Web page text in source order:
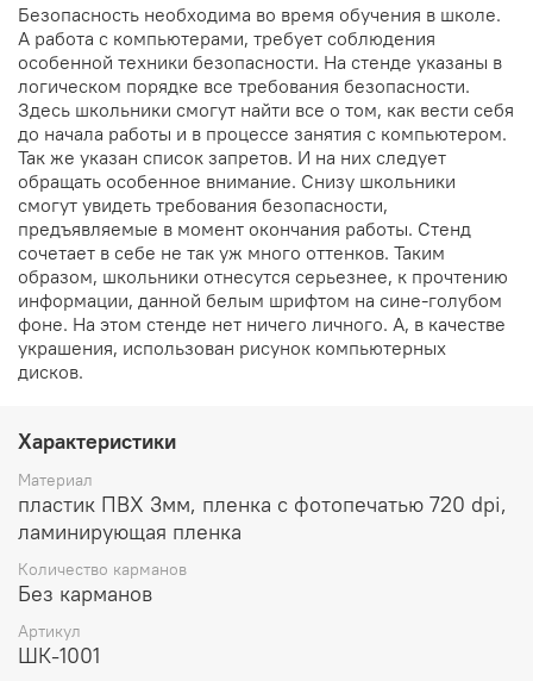
Безопасность необходима во время обучения в школе.
А работа с компьютерами, требует соблюдения
особенной техники безопасности. На стенде указаны в
логическом порядке все требования безопасности.
Здесь школьники смогут найти все о том, как вести себя
до начала работы и в процессе занятия с компьютером.
Так же указан список запретов. И на них следует
обращать особенное внимание. Снизу школьники
смогут увидеть требования безопасности,
предъявляемые в момент окончания работы. Стенд
сочетает в себе не так уж много оттенков. Таким
образом, школьники отнесутся серьезнее, к прочтению
информации, данной белым шрифтом на сине-голубом
фоне. На этом стенде нет ничего личного. А, в качестве
украшения, использован рисунок компьютерных
дисков.
Характеристики
Материал
пластик ПВХ 3мм, пленка с фотопечатью 720 dpi,
ламинирующая пленка
Количество карманов
Без карманов
Артикул
ШК-1001